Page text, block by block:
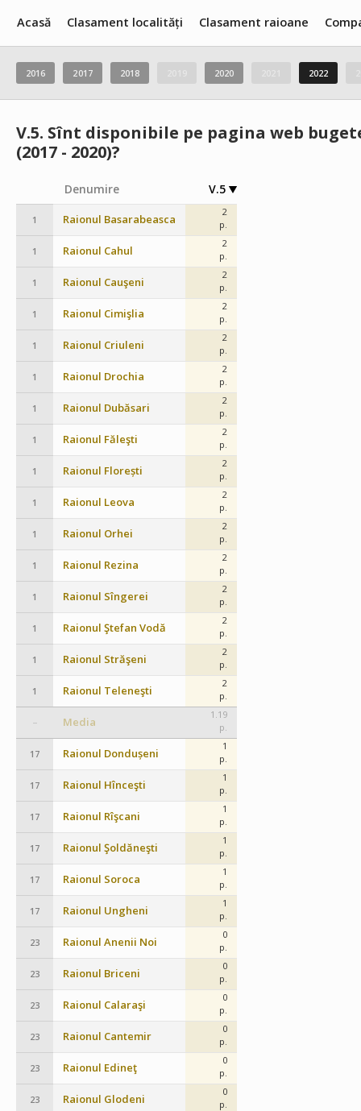
Acasă Clasament localități Clasament raioane
2016 2017 2018 2020 2022
V.5. Sînt disponibile pe pagina web
(2017 - 2020)?
Denumire V.5
1 Raionul Basarabeasca
2
p.
1 Raionul Cahul
2
p.
1 Raionul Cauşeni
2
p.
1 Raionul Cimişlia
2
p.
1 Raionul Criuleni
2
p.
1 Raionul Drochia
2
p.
1 Raionul Dubăsari
2
p.
1 Raionul Făleşti
2
p.
1 Raionul Florești
2
p.
1 Raionul Leova
2
p.
1 Raionul Orhei
2
p.
1 Raionul Rezina
2
p.
1 Raionul Sîngerei
2
p.
1 Raionul Ştefan Vodă
2
p.
1 Raionul Străşeni
2
p.
1 Raionul Teleneşti
2
p.
– Media
1.19
p.
17 Raionul Dondușeni
1
p.
17 Raionul Hînceşti
1
p.
17 Raionul Rîşcani
1
p.
17 Raionul Şoldăneşti
1
p.
17 Raionul Soroca
1
p.
17 Raionul Ungheni
1
p.
23 Raionul Anenii Noi
0
p.
23 Raionul Briceni
0
p.
23 Raionul Calaraşi
0
p.
23 Raionul Cantemir
0
p.
23 Raionul Edineţ
0
p.
23 Raionul Glodeni
0
p.